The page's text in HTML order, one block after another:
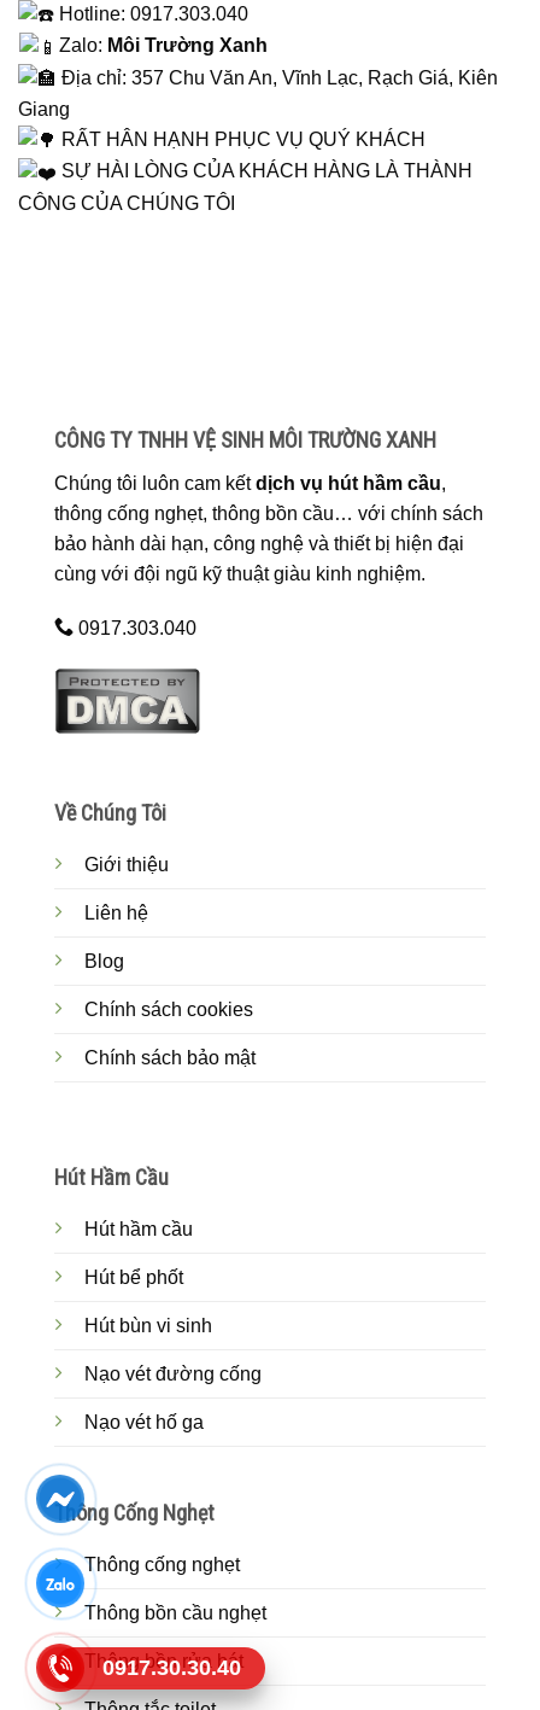
Hotline: 0917.303.040
Zalo: Môi Trường Xanh
Địa chỉ: 357 Chu Văn An, Vĩnh Lạc, Rạch Giá, Kiên
Giang
RẤT HÂN HẠNH PHỤC VỤ QUÝ KHÁCH
SỰ HÀI LÒNG CỦA KHÁCH HÀNG LÀ THÀNH
CÔNG CỦA CHÚNG TÔI
CÔNG TY TNHH VỆ SINH MÔI TRƯỜNG XANH
Chúng tôi luôn cam kếtdịch vụ hút hầm cầu,
thông cống nghẹt, thông bồn cầu… với chính sách
bảo hành dài hạn, công nghệ và thiết bị hiện đại
cùng với đội ngũ kỹ thuật giàu kinh nghiệm.
0917.303.040
Về Chúng Tôi
Giới thiệu
Liên hệ
Blog
Chính sách cookies
Chính sách bảo mật
Hút Hầm Cầu
Hút hầm cầu
Hút bể phốt
Hút bùn vi sinh
Nạo vét đường cống
Nạo vét hố ga
Thông Cống Nghẹt
Thông cống nghẹt
Thông bồn cầu nghẹt
Thông bồn rửa bát
0917.30.30.40